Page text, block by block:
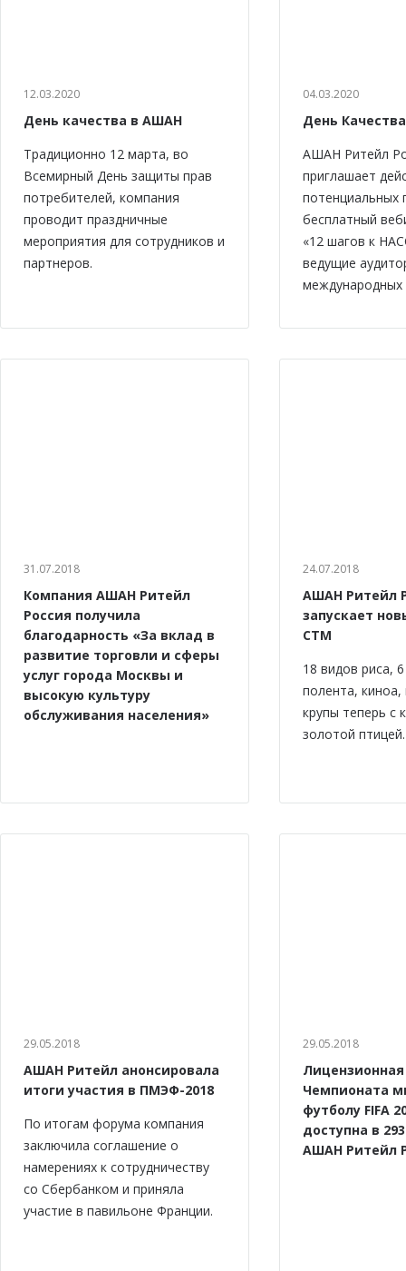
12.03.2020
День качества в АШАН
Традиционно 12 марта, во
Всемирный День защиты прав
потребителей, компания
проводит праздничные
мероприятия для сотрудников и
партнеров.
04.03.2020
День
АШАН Ритейл
приглашает
потенциальных
бесплатный
«12 шагов к
ведущие
международных
31.07.2018
Компания АШАН Ритейл
Россия получила
благодарность «За вклад в
развитие торговли и сферы
услуг города Москвы и
высокую культуру
обслуживания населения»
24.07.2018
АШАН Ритейл
запускает
СТМ
18 видов риса,
полента, киноа,
крупы теперь с
золотой птицей.
29.05.2018
АШАН Ритейл анонсировала
итоги участия в ПМЭФ-2018
По итогам форума компания
заключила соглашение о
намерениях к сотрудничеству
cо Сбербанком и приняла
участие в павильоне Франции.
29.05.2018
Чемпионата
футболу FIFA
доступна в
АШАН Ритейл